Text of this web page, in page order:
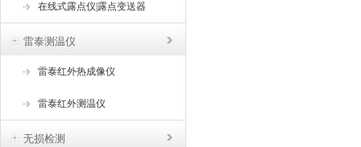
在线式露点仪|露点变送器
雷泰测温仪
雷泰红外热成像仪
雷泰红外测温仪
无损检测